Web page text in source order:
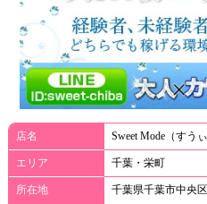
店名 Sweet Mode（すう
エリア 千葉・栄町
所在地 千葉県千葉市中央